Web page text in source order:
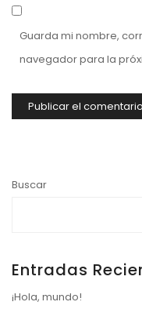
Guarda mi nombre,
navegador para la
Buscar
Entradas
¡Hola, mundo!